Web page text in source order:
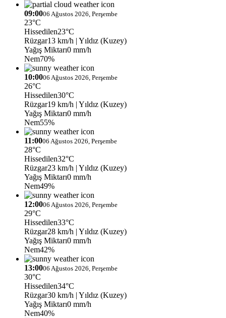
09:0006 Ağustos 2026, Perşembe
23°C
Hissedilen23°C
Rüzgar13 km/h | Yıldız (Kuzey)
Yağış Miktarı0 mm/h
Nem70%
10:0006 Ağustos 2026, Perşembe
26°C
Hissedilen30°C
Rüzgar19 km/h | Yıldız (Kuzey)
Yağış Miktarı0 mm/h
Nem55%
11:0006 Ağustos 2026, Perşembe
28°C
Hissedilen32°C
Rüzgar23 km/h | Yıldız (Kuzey)
Yağış Miktarı0 mm/h
Nem49%
12:0006 Ağustos 2026, Perşembe
29°C
Hissedilen33°C
Rüzgar28 km/h | Yıldız (Kuzey)
Yağış Miktarı0 mm/h
Nem42%
13:0006 Ağustos 2026, Perşembe
30°C
Hissedilen34°C
Rüzgar30 km/h | Yıldız (Kuzey)
Yağış Miktarı0 mm/h
Nem40%